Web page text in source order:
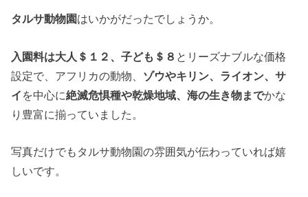
タルサ動物園はいかがだったでしょうか。
入園料は大人＄１２、子ども＄８ とリーズナブルな価格
設定で、アフリカの動物、 ゾウやキリン、ライオン、サ
イ を中心に絶滅危惧種や乾燥地域、海の生き物までかな
り豊富に揃っていました。
写真だけでもタルサ動物園の雰囲気が伝わっていれば嬉
しいです。